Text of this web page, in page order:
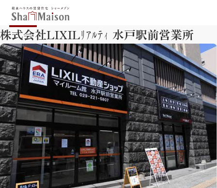
保存した条件
お気に入り
新着メール設定
最近見た物件
北海道 東北
関東
中部
関西
中国・四国
九州
市区郡・路線・駅から探す
通勤・通学時間から探す
株式会社LIXILﾘｱﾙﾃｨ 水戸駅前営業所